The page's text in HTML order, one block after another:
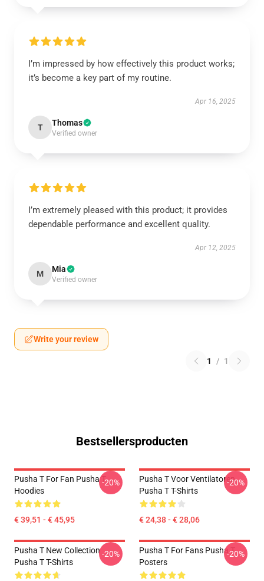
I’m impressed by how effectively this product works;
it’s become a key part of my routine.
Apr 16, 2025
T Thomas
Verified owner
I’m extremely pleased with this product; it provides
dependable performance and excellent quality.
Apr 12, 2025
M Mia
Verified owner
Write your review
1 / 1
Bestsellersproducten
Pusha T For Fan Pusha T
Hoodies
€ 39,51 - € 45,95
-20%
Pusha T Voor Ventilatoren
Pusha T T-Shirts
€ 24,38 - € 28,06
-20%
Pusha T New Collection
Pusha T T-Shirts
-20%
Pusha T For Fans Pusha T
Posters
-20%